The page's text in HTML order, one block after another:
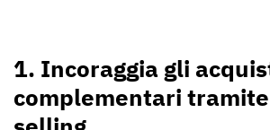
1. Incoraggia gli
complementari